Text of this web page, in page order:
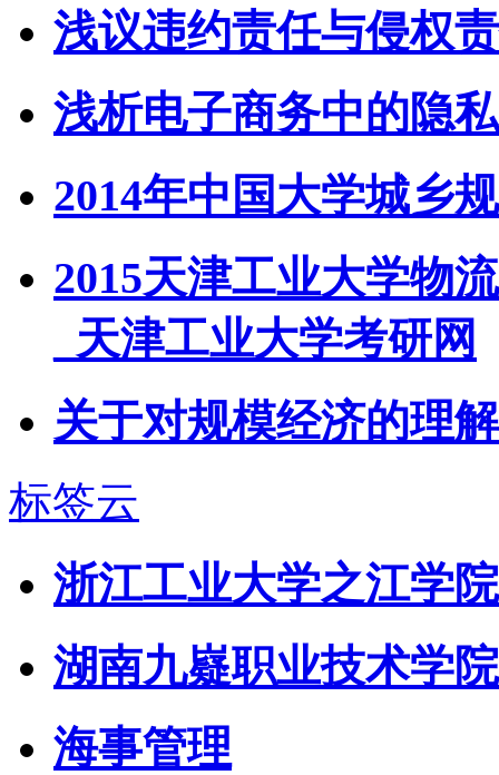
浅议违约责任与侵权
浅析电子商务中的隐
2014年中国大学城乡
2015天津工业大学物
_天津工业大学考研网
关于对规模经济的理解
标签云
浙江工业大学之江学院
湖南九嶷职业技术学院
海事管理